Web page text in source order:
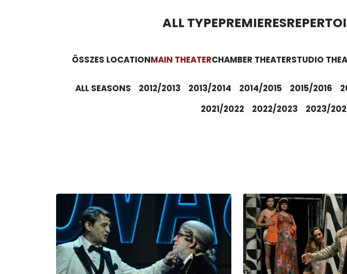
ALL TYPEPREMIERES
ÖSSZES LOCATIONMAIN THEATERCHAMBER THEATERSTUDIO
ALL SEASONS 2012/2013 2013/2014 2014/2015 2015/2016
2021/2022
2022/2023 2023/